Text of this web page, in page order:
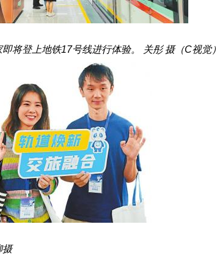
将登上地铁17号线进行体验。 关彤 摄（C视觉）
摄